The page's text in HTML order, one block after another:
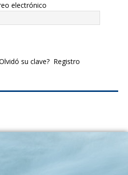
electrónico
su clave? Registro